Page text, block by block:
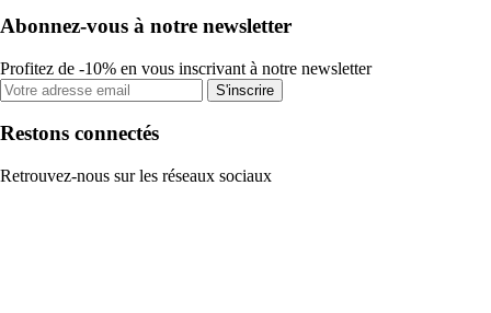
Abonnez-vous à notre newsletter
Profitez de -10% en vous inscrivant à notre newsletter
S'inscrire
Restons connectés
Retrouvez-nous sur les réseaux sociaux